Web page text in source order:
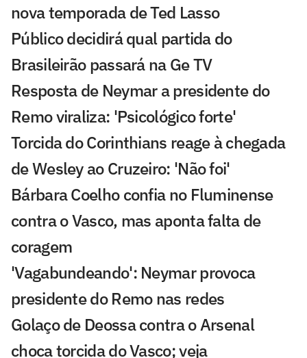
nova temporada de Ted Lasso
Público decidirá qual partida do
Brasileirão passará na Ge TV
Resposta de Neymar a presidente do
Remo viraliza: 'Psicológico forte'
Torcida do Corinthians reage à chegada
de Wesley ao Cruzeiro: 'Não foi'
Bárbara Coelho confia no Fluminense
contra o Vasco, mas aponta falta de
coragem
'Vagabundeando': Neymar provoca
presidente do Remo nas redes
Golaço de Deossa contra o Arsenal
choca torcida do Vasco; veja